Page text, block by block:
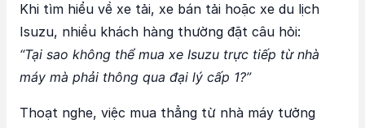
Khi tìm hiểu về xe tải, xe bán tải hoặc xe du lịch
Isuzu, nhiều khách hàng thường đặt câu hỏi:
“Tại sao không thể mua xe Isuzu trực tiếp từ nhà
máy mà phải thông qua đại lý cấp 1?”
Thoạt nghe, việc mua thẳng từ nhà máy tưởng